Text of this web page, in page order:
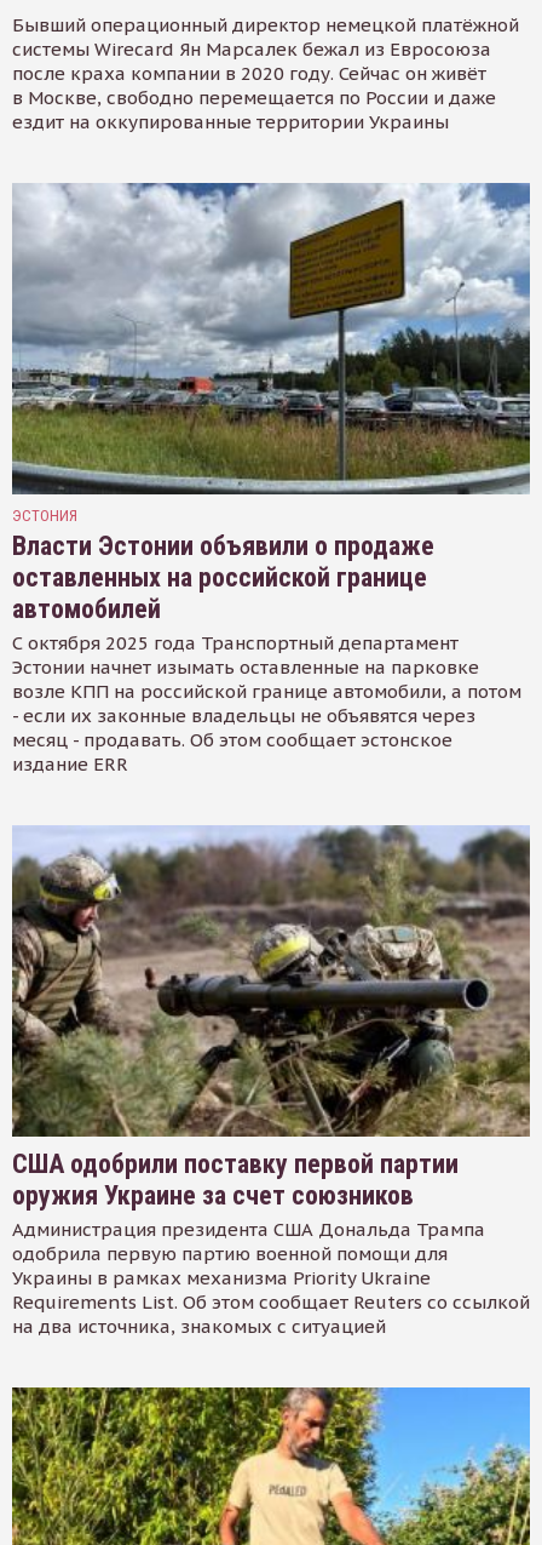
Бывший операционный директор немецкой платёжной
системы Wirecard Ян Марсалек бежал из Евросоюза
после краха компании в 2020 году. Сейчас он живёт
в Москве, свободно перемещается по России и даже
ездит на оккупированные территории Украины
ЭСТОНИЯ
Власти Эстонии объявили о продаже
оставленных на российской границе
автомобилей
С октября 2025 года Транспортный департамент
Эстонии начнет изымать оставленные на парковке
возле КПП на российской границе автомобили, а потом
- если их законные владельцы не объявятся через
месяц - продавать. Об этом сообщает эстонское
издание ERR
США одобрили поставку первой партии
оружия Украине за счет союзников
Администрация президента США Дональда Трампа
одобрила первую партию военной помощи для
Украины в рамках механизма Priority Ukraine
Requirements List. Об этом сообщает Reuters со ссылкой
на два источника, знакомых с ситуацией